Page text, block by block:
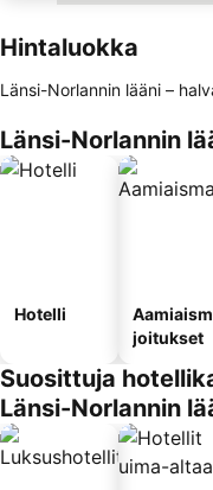
Hintaluokka
Länsi-Norlannin lääni –
Länsi-Norlannin
Hotelli
joitukset
Suosittuja
Länsi-Norlannin